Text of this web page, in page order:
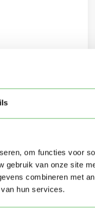
om functies voor
gebruik van onze site
combineren met
hun services.